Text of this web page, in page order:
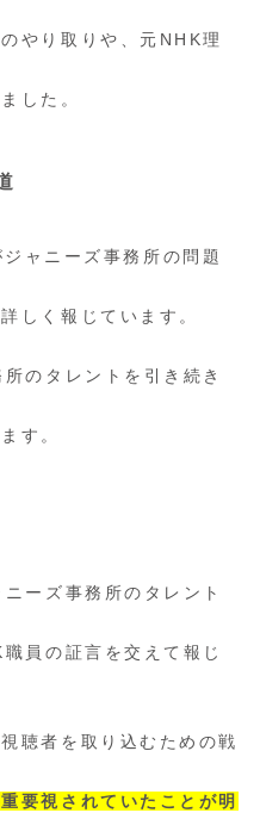
やり取りや、元NHK理
した。
ャニーズ事務所の問題
しく報じています。
のタレントを引き続き
す。
ーズ事務所のタレント
員の証言を交えて報じ
聴者を取り込むための戦
要視されていたことが明